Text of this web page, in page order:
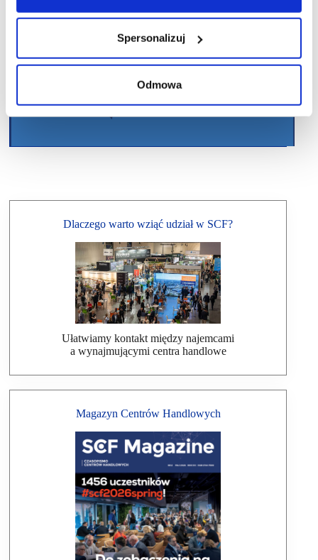
Spersonalizuj
Odmowa
Dlaczego warto wziąć udział w SCF?
Ułatwiamy kontakt między najemcami
a wynajmującymi centra handlowe
Magazyn Centrów Handlowych